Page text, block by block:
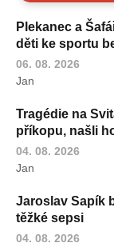
Plekanec a
děti ke sportu
06. 08. 2026
Jan
Tragédie na
příkopu, našli
04. 08. 2026
Jan
Jaroslav Sapík
těžké sepsi
04. 08. 2026